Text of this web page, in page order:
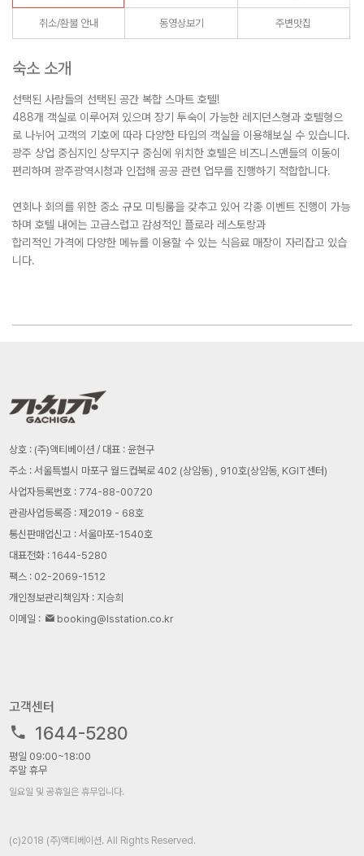
취소/환불 안내 동영상보기 주변맛집
숙소 소개
선택된 사람들의 선택된 공간 복합 스마트 호텔!
488개 객실로 이루어져 있으며 장기 투숙이 가능한 레지던스형과 호텔형으
로 나뉘어 고객의 기호에 따라 다양한 타입의 객실을 이용해보실 수 있습니다.
광주 상업 중심지인 상무지구 중심에 위치한 호텔은 비즈니스맨들의 이동이
편리하며 광주광역시청과 인접해 공공 관련 업무를 진행하기 적합합니다.
연회나 회의를 위한 중소 규모 미팅룸을 갖추고 있어 각종 이벤트 진행이 가능
하며 호텔 내에는 고급스럽고 감성적인 플로라 레스토랑과
합리적인 가격에 다양한 메뉴를 이용할 수 있는 식음료 매장이 자리잡고 있습
니다.
상호 : (주)액티베이션 / 대표 : 윤현구
주소 : 서울특별시 마포구 월드컵북로 402 (상암동) , 910호(상암동, KGIT센터)
사업자등록번호 : 774-88-00720
관광사업등록증 : 제2019 - 68호
통신판매업신고 : 서울마포-1540호
대표전화 : 1644-5280
팩스 : 02-2069-1512
개인정보관리책임자 : 지승희
이메일 :
booking@lsstation.co.kr
고객센터
1644-5280
평일 09:00~18:00
주말 휴무
일요일 및 공휴일은 휴무입니다.
(c)2018 (주)액티베이션. All Rights Reserved.